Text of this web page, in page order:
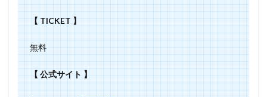
【 TICKET 】
無料
【 公式サイト 】